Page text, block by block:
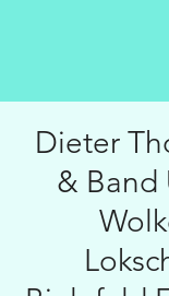
Dieter
& Band